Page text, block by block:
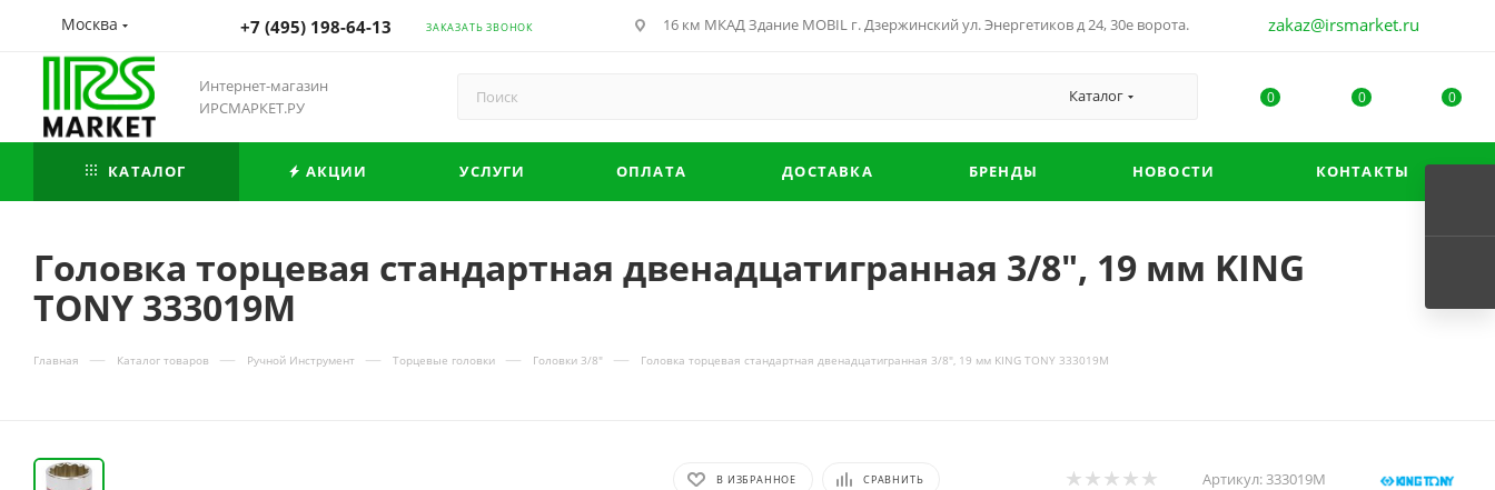
Москва +7 (495) 198-64-13 ЗАКАЗАТЬ ЗВОНОК 16 км МКАД Здание MOBIL г. Дзержинский ул. Энергетиков д 24, 30е ворота. zakaz@irsmarket.ru
Интернет-магазин
ИРСМАРКЕТ.РУ
Каталог 0 0 0
КАТАЛОГ АКЦИИ УСЛУГИ ОПЛАТА ДОСТАВКА БРЕНДЫ НОВОСТИ КОНТАКТЫ
Головка торцевая стандартная двенадцатигранная 3/8", 19 мм KING
TONY 333019M
Главная — Каталог товаров — Ручной Инструмент — Торцевые головки — Головки 3/8" — Головка торцевая стандартная двенадцатигранная 3/8", 19 мм KING TONY 333019M
В ИЗБРАННОЕ СРАВНИТЬ Артикул:333019M